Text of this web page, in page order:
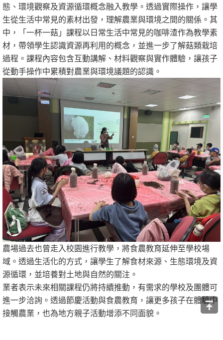
態、環境觀察及資源循環概念融入教學。透過實際操作，讓學
生從生活中常見的素材出發，理解農業與環境之間的關係。其
中，「一杯一菇」課程以日常生活中常見的咖啡渣作為教學素
材，帶領學生認識資源再利用的概念，並進一步了解菇類栽培
過程。課程內容包含互動講解、材料觀察與實作體驗，讓孩子
從動手操作中累積對農業與環境議題的認識。
農場過去也曾走入校園進行教學，將食農教育延伸至學校場
域。透過生活化的方式，讓學生了解食材來源、生態環境及資
源循環，並培養對土地與自然的關注。
業者表示未來相關課程仍將持續推動，有需求的學校及團體可
進一步洽詢。透過節慶活動與食農教育，讓更多孩子在體驗中
接觸農業，也為地方親子活動增添不同面貌。